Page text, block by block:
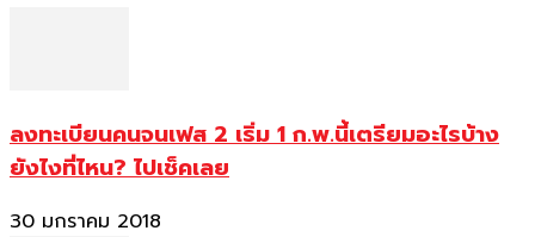
ลงทะเบียนคนจนเฟส 2 เริ่ม 1 ก.พ.นี้เตรียมอะไรบ้าง
ยังไงที่ไหน? ไปเช็คเลย
30 มกราคม 2018